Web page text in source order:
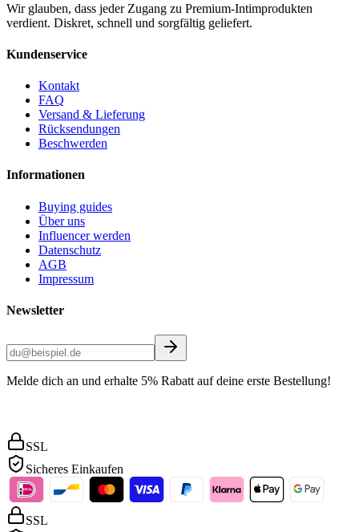
Wir glauben, dass jeder Zugang zu Premium-Intimprodukten
verdient. Diskret, schnell und sorgfältig geliefert.
Kundenservice
Kontakt
FAQ
Versand & Lieferung
Rücksendungen
Beschwerden
Informationen
Buying guides
Über uns
Influencer werden
Datenschutz
AGB
Impressum
Newsletter
Melde dich an und erhalte 5% Rabatt auf deine erste Bestellung!
SSL
Sicheres Einkaufen
SSL